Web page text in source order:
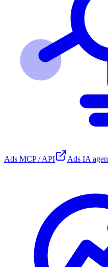
Ads MCP / API Ads IA